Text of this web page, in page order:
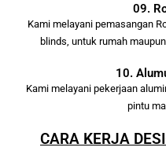
09.
Kami melayani pemasangan
blinds, untuk rumah
10.
Kami melayani pekerjaan
pintu
CARA KERJA